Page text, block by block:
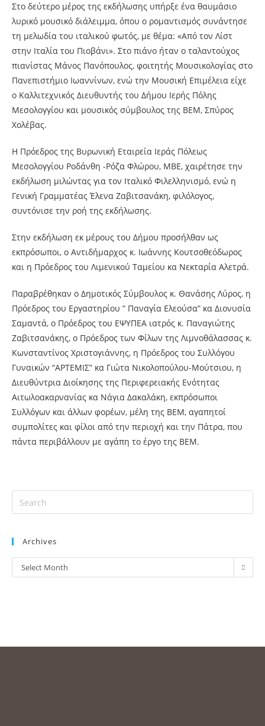
Στο δεύτερο μέρος της εκδήλωσης υπήρξε ένα θαυμάσιο
λυρικό μουσικό διάλειμμα, όπου ο ρομαντισμός συνάντησε
τη μελωδία του ιταλικού φωτός, με θέμα: «Από τον Λίστ
στην Ιταλία του Πιοβάνι». Στο πιάνο ήταν ο ταλαντούχος
πιανίστας Μάνος Πανόπουλος, φοιτητής Μουσικολογίας στο
Πανεπιστήμιο Ιωαννίνων, ενώ την Μουσική Επιμέλεια είχε
ο Καλλιτεχνικός Διευθυντής του Δήμου Ιερής Πόλης
Μεσολογγίου και μουσικός σύμβουλος της ΒΕΜ, Σπύρος
Χολέβας.
Η Πρόεδρος της Βυρωνική Εταιρεία Ιεράς Πόλεως
Μεσολογγίου Ροδάνθη -Ρόζα Φλώρου, MBE, χαιρέτησε την
εκδήλωση μιλώντας για τον Ιταλικό Φιλελληνισμό, ενώ η
Γενική Γραμματέας Έλενα Ζαβιτσανάκη, φιλόλογος,
συντόνισε την ροή της εκδήλωσης.
Στην εκδήλωση εκ μέρους του Δήμου προσήλθαν ως
εκπρόσωποι, ο Αντιδήμαρχος κ. Ιωάννης Κουτσοθεόδωρος
και η Πρόεδρος του Λιμενικού Ταμείου κα Νεκταρία Αλετρά.
Παραβρέθηκαν ο Δημοτικός Σύμβουλος κ. Θανάσης Λύρος, η
Πρόεδρος του Εργαστηρίου ” Παναγία Ελεούσα” κα Διονυσία
Σαμαντά, ο Πρόεδρος του ΕΨΥΠΕΑ ιατρός κ. Παναγιώτης
Ζαβιτσανάκης, ο Πρόεδρος των Φίλων της Λιμνοθάλασσας κ.
Κωνσταντίνος Χριστογιάννης, η Πρόεδρος του Συλλόγου
Γυναικών “ΑΡΤΕΜΙΣ” κα Γιώτα Νικολοπούλου-Μούτσιου, η
Διευθύντρια Διοίκησης της Περιφερειακής Ενότητας
Αιτωλοακαρνανίας κα Νάγια Δακαλάκη, εκπρόσωποι
Συλλόγων και άλλων φορέων, μέλη της ΒΕΜ, αγαπητοί
συμπολίτες και φίλοι από την περιοχή και την Πάτρα, που
πάντα περιβάλλουν με αγάπη το έργο της ΒΕΜ.
Archives
Select Month